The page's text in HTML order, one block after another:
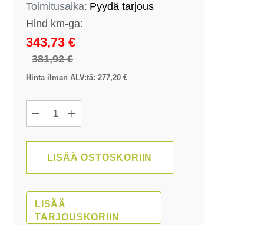
Toimitusaika: Pyydä tarjous
343,73 €
381,92 €
Hinta ilman ALV:tä: 277,20 €
LISÄÄ OSTOSKORIIN
LISÄÄ
TARJOUSKORIIN